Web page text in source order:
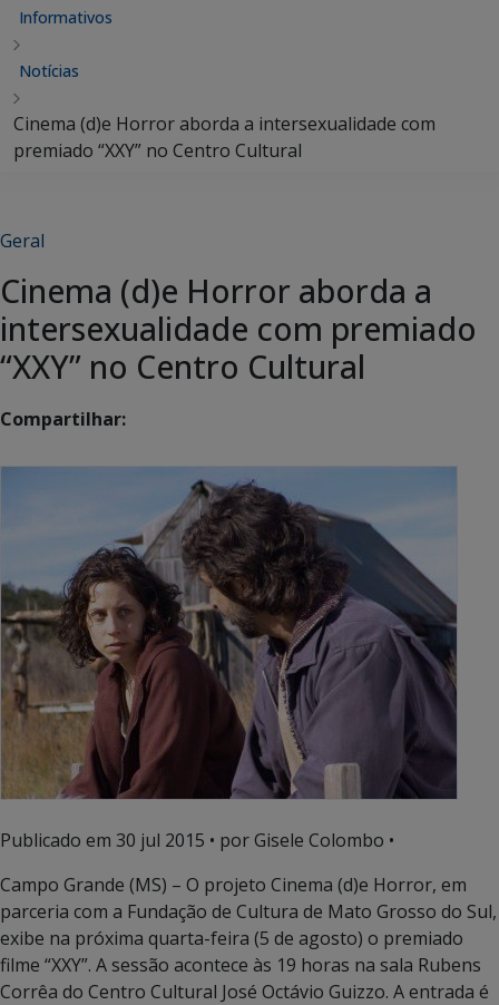
Informativos
Notícias
Cinema (d)e Horror aborda a intersexualidade com
premiado “XXY” no Centro Cultural
Geral
Cinema (d)e Horror aborda a
intersexualidade com premiado
“XXY” no Centro Cultural
Compartilhar:
Publicado em 30 jul 2015 • por Gisele Colombo •
Campo Grande (MS) – O projeto Cinema (d)e Horror, em
parceria com a Fundação de Cultura de Mato Grosso do Sul,
exibe na próxima quarta-feira (5 de agosto) o premiado
filme “XXY”. A sessão acontece às 19 horas na sala Rubens
Corrêa do Centro Cultural José Octávio Guizzo. A entrada é